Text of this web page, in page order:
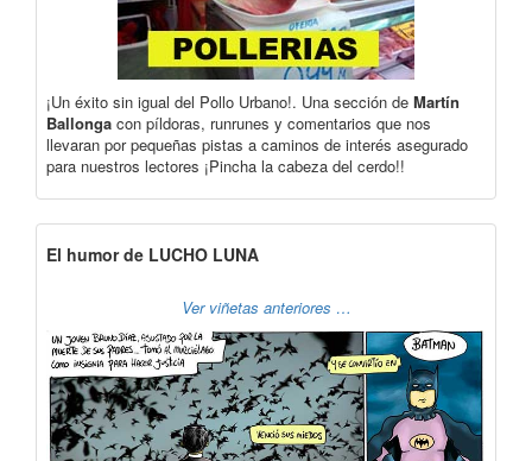
¡Un éxito sin igual del Pollo Urbano!. Una sección de Martín
Ballonga con píldoras, runrunes y comentarios que nos
llevaran por pequeñas pistas a caminos de interés asegurado
para nuestros lectores ¡Pincha la cabeza del cerdo!!
El humor de LUCHO LUNA
Ver viñetas anteriores …